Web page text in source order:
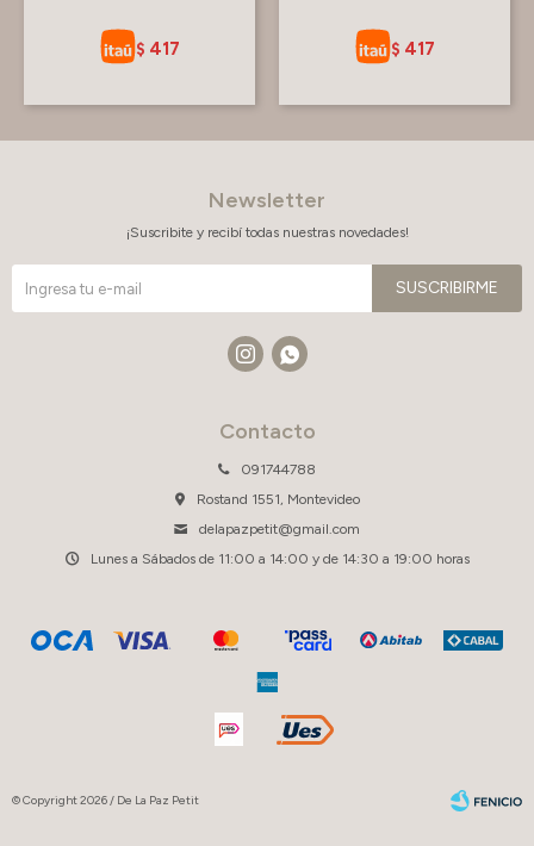
$ 417 $ 417
Contacto
091744788
Rostand 1551, Montevideo
delapazpetit@gmail.com
Lunes a Sábados de 11:00 a 14:00 y de 14:30 a 19:00 horas
Newsletter
¡Suscribite y recibí todas nuestras novedades!
SUSCRIBIRME
 
© Copyright 2026 / De La Paz Petit